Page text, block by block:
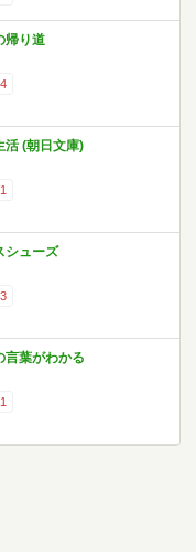
帰り道
活 (朝日文庫)
シューズ
言葉がわかる